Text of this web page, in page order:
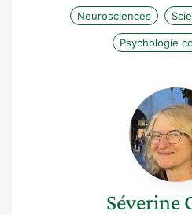
Neurosciences
Psychologie
Séverine